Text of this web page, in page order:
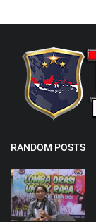
RANDOM POSTS